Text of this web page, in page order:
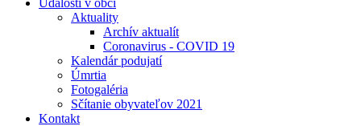
Udalosti v obci
Aktuality
Archív aktualít
Coronavirus - COVID 19
Kalendár podujatí
Úmrtia
Fotogaléria
Sčítanie obyvateľov 2021
Kontakt